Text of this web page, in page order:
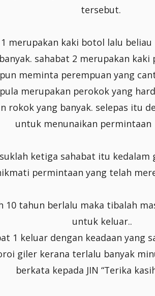
tersebut.
merupakan kaki botol lalu
sahabat 2 merupakan kaki
meminta perempuan yang
merupakan perokok yang
rokok yang banyak. selepas itu
untuk menunaikan permintaan
ketiga sahabat itu kedalam
permintaan yang telah
10 tahun berlalu maka tibalah
untuk keluar..
1 keluar dengan keadaan yang
giler kerana terlalu banyak
berkata kepada JIN “Terika